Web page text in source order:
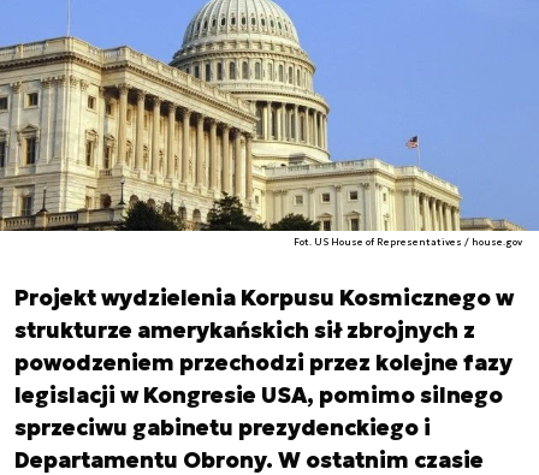
Fot. US House of Representatives / house.gov
Projekt wydzielenia Korpusu Kosmicznego w
strukturze amerykańskich sił zbrojnych z
powodzeniem przechodzi przez kolejne fazy
legislacji w Kongresie USA, pomimo silnego
sprzeciwu gabinetu prezydenckiego i
Departamentu Obrony. W ostatnim czasie